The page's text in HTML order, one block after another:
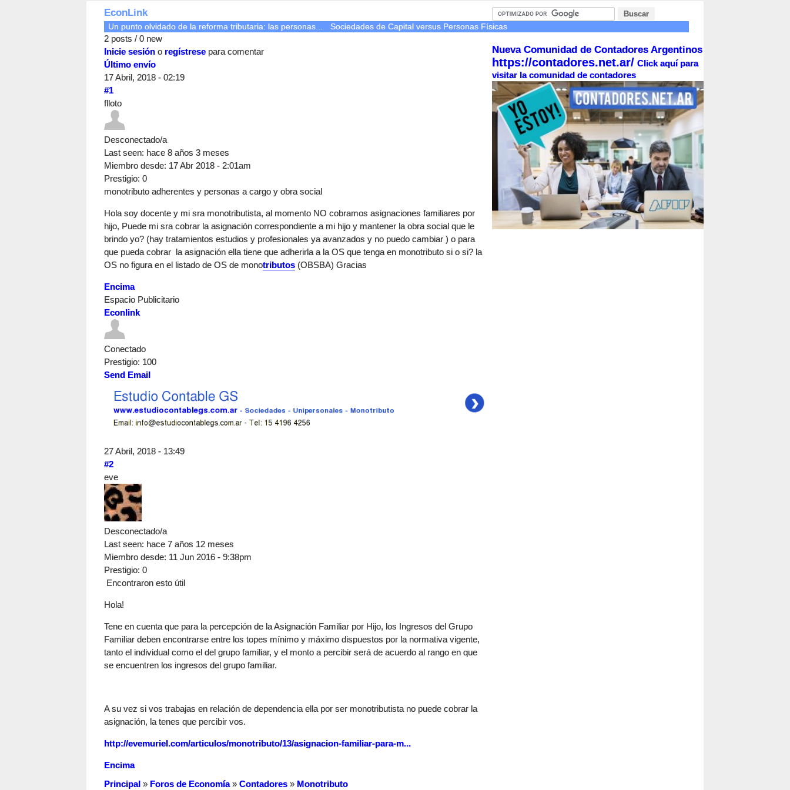
EconLink
Un punto olvidado de la reforma tributaria: las personas... Sociedades de Capital versus Personas Físicas
2 posts / 0 new
Inicie sesión o regístrese para comentar
Último envío
17 Abril, 2018 - 02:19
#1
flloto
Desconectado/a
Last seen: hace 8 años 3 meses
Miembro desde: 17 Abr 2018 - 2:01am
Prestigio: 0
monotributo adherentes y personas a cargo y obra social
Hola soy docente y mi sra monotributista, al momento NO cobramos asignaciones familiares por
hijo, Puede mi sra cobrar la asignación correspondiente a mi hijo y mantener la obra social que le
brindo yo? (hay tratamientos estudios y profesionales ya avanzados y no puedo cambiar ) o para
que pueda cobrar la asignación ella tiene que adherirla a la OS que tenga en monotributo si o si? la
OS no figura en el listado de OS de monotributos (OBSBA) Gracias
Encima
Espacio Publicitario
Econlink
Conectado
Prestigio: 100
Send Email
27 Abril, 2018 - 13:49
#2
eve
Desconectado/a
Last seen: hace 7 años 12 meses
Miembro desde: 11 Jun 2016 - 9:38pm
Prestigio: 0
Encontraron esto útil
Hola!
Tene en cuenta que para la percepción de la Asignación Familiar por Hijo, los Ingresos del Grupo
Familiar deben encontrarse entre los topes mínimo y máximo dispuestos por la normativa vigente,
tanto el individual como el del grupo familiar, y el monto a percibir será de acuerdo al rango en que
se encuentren los ingresos del grupo familiar.
A su vez si vos trabajas en relación de dependencia ella por ser monotributista no puede cobrar la
asignación, la tenes que percibir vos.
http://evemuriel.com/articulos/monotributo/13/asignacion-familiar-para-m...
Encima
Principal » Foros de Economía» Contadores » Monotributo
Nueva Comunidad de Contadores Argentinos
https://contadores.net.ar/ Click aquí para
visitar la comunidad de contadores